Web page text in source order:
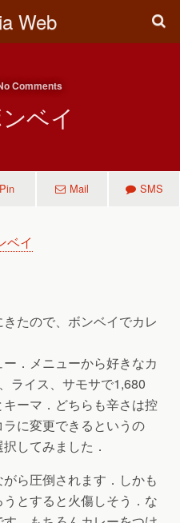
Web
Comments
ベイ
Pin Mail SMS
たので、ボンベイでカレ
．メニューから好きなカ
ライス、サモサで1,680
ーマ．どちらも辛さは控
に変更できるというの
してみました．
ら圧倒されます．しかも
とすると火傷しそう．な